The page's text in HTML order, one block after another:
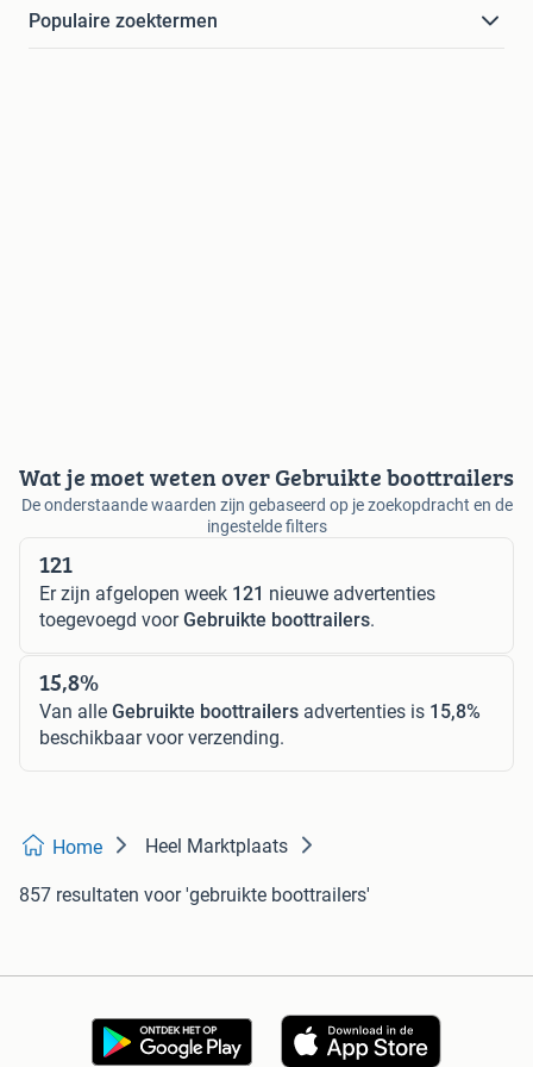
Populaire zoektermen
Wat je moet weten over Gebruikte boottrailers
De onderstaande waarden zijn gebaseerd op je zoekopdracht en de
ingestelde filters
121
Er zijn afgelopen week 121 nieuwe advertenties
toegevoegd voorGebruikte boottrailers.
15,8%
Van alle Gebruikte boottrailers advertenties is 15,8%
beschikbaar voor verzending.
Home Heel Marktplaats
857 resultaten voor 'gebruikte boottrailers'